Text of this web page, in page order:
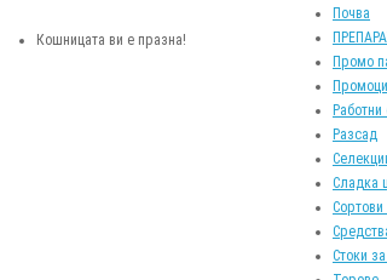
Кошницата ви е празна!
Почва
Промо
Разсад
Сладка
Стоки